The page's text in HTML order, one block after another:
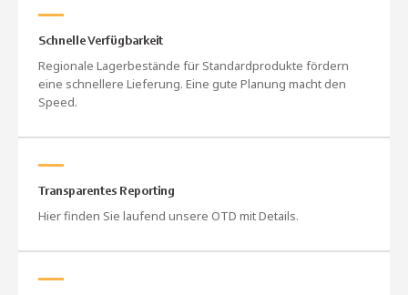
Schnelle Verfügbarkeit
Regionale Lagerbestände für Standardprodukte fördern
eine schnellere Lieferung. Eine gute Planung macht den
Speed.
Transparentes Reporting
Hier finden Sie laufend unsere OTD mit Details.